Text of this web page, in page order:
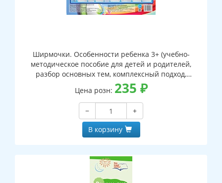
Ширмочки. Особенности ребенка 3+ (учебно-
методическое пособие для детей и родителей,
разбор основных тем, комплексный подход,
рекомендации) (195х280 мм)
Цена розн: 235 ₽
−
+
В корзину